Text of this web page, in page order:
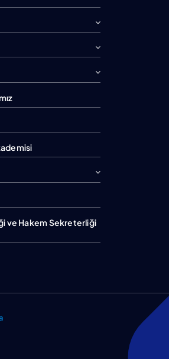
ve Hakem Sekreterliği